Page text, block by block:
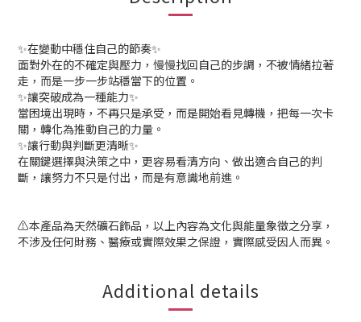
✨在變動中穩住自己的節奏✨
面對外在的不確定與壓力，慢慢找回自己的步調，不被情緒拉著
走，而是一步一步站穩當下的位置。
✨讓突破成為一種能力✨
當困境出現時，不再只是承受，而是開始看見轉機，把每一次卡
關，轉化為推動自己的力量。
✨讓行動與判斷更清晰✨
在關鍵選擇與決策之中，更容易看清方向、做出適合自己的判
斷，讓努力不只是付出，而是有意識地前進。
⚠️本產品為天然礦石飾品，以上內容為文化與能量象徵之分享，
不涉及任何財務、醫療或實際效果之保證，實際感受因人而異。
Additional details